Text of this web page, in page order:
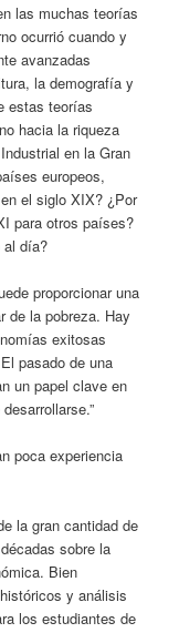
las muchas teorías
ocurrió cuando y
avanzadas
la demografía y
estas teorías
hacia la riqueza
en la Gran
europeos,
el siglo XIX? ¿Por
para otros países?
al día?
proporcionar una
de la pobreza. Hay
exitosas
pasado de una
un papel clave en
poca experiencia
la gran cantidad de
sobre la
Bien
y análisis
los estudiantes de